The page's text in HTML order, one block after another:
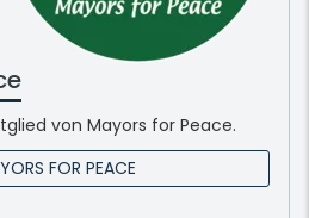
von Mayors for Peace.
FOR PEACE